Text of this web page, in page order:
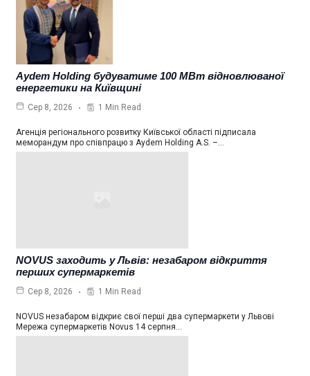
Aydem Holding будуватиме 100 МВт відновлюваної
енергетики на Київщині
Сер 8, 2026 1 Min Read
Агенція регіонального розвитку Київської області підписала
меморандум про співпрацю з Aydem Holding A.S. –…
NOVUS заходить у Львів: незабаром відкриття
перших супермаркетів
Сер 8, 2026 1 Min Read
NOVUS незабаром відкриє свої перші два супермаркети у Львові
Мережа супермаркетів Novus 14 серпня…